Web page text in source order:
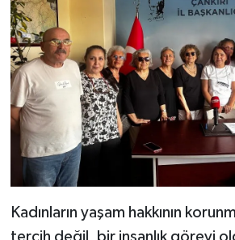
Kadınların yaşam hakkının